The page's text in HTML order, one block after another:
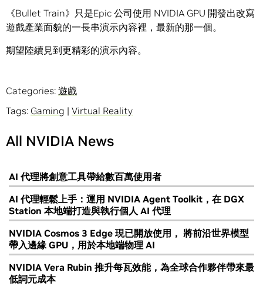
《Bullet Train》只是Epic 公司使用 NVIDIA GPU 開發出改寫
遊戲產業面貌的一長串演示內容裡，最新的那一個。
期望陸續見到更精彩的演示內容。
Categories: 遊戲
Tags: Gaming | Virtual Reality
All NVIDIA News
AI 代理將創意工具帶給數百萬使用者
AI 代理輕鬆上手：運用 NVIDIA Agent Toolkit，在 DGX
Station 本地端打造與執行個人 AI 代理
NVIDIA Cosmos 3 Edge 現已開放使用， 將前沿世界模型
帶入邊緣 GPU，用於本地端物理 AI
NVIDIA Vera Rubin 推升每瓦效能，為全球合作夥伴帶來最
低詞元成本